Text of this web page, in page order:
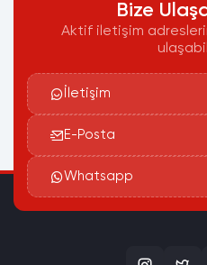
Bize
Aktif iletişim
İletişim
E-Posta
Whatsapp